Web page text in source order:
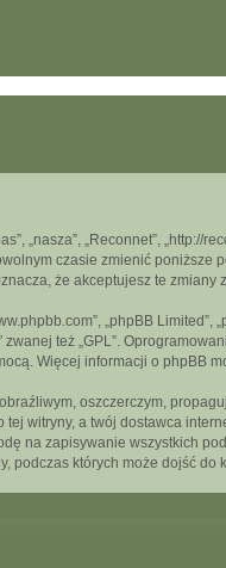
„nasza”, „Reconnet”,
czasie zmienić
że akceptujesz te
„phpBB
zwanej też „GPL”.
Więcej informacji o phpBB
oszczerczym,
witryny, a twój dostawca
na zapisywanie wszystkich
podczas których może dojść do